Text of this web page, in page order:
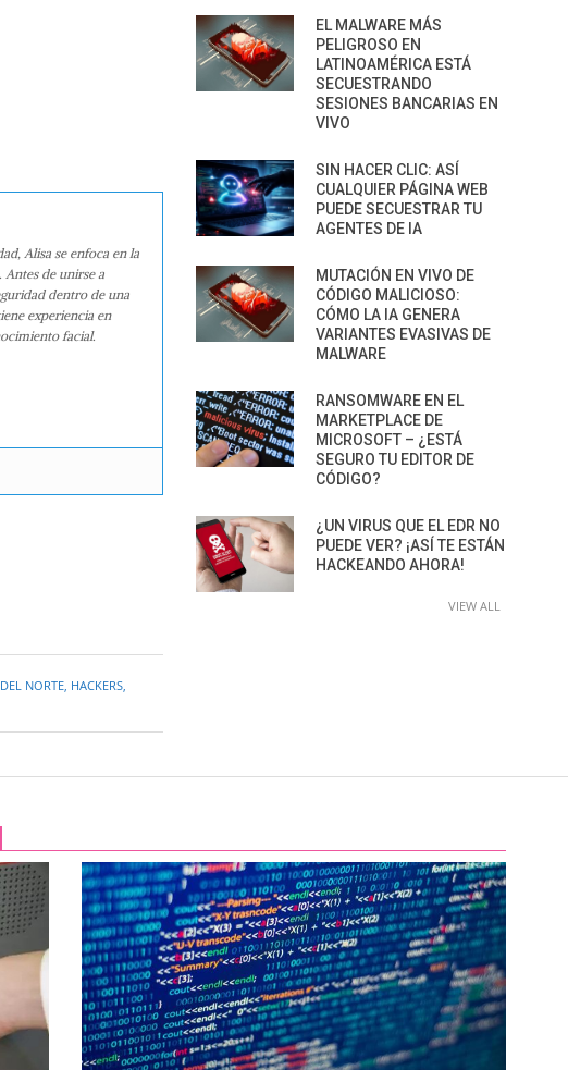
Alisa se enfoca en la
de unirse a
dentro de una
experiencia en
facial.
NORTE HACKERS
EL MALWARE MÁS
PELIGROSO EN
LATINOAMÉRICA ESTÁ
SECUESTRANDO
SESIONES BANCARIAS EN
VIVO
SIN HACER CLIC: ASÍ
CUALQUIER PÁGINA WEB
PUEDE SECUESTRAR TU
AGENTES DE IA
MUTACIÓN EN VIVO DE
CÓDIGO MALICIOSO:
CÓMO LA IA GENERA
VARIANTES EVASIVAS DE
MALWARE
RANSOMWARE EN EL
MARKETPLACE DE
MICROSOFT – ¿ESTÁ
SEGURO TU EDITOR DE
CÓDIGO?
¿UN VIRUS QUE EL EDR NO
PUEDE VER? ¡ASÍ TE ESTÁN
HACKEANDO AHORA!
VIEW ALL